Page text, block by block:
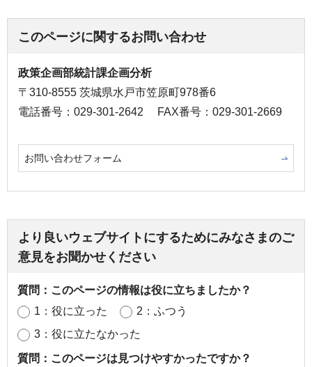
このページに関するお問い合わせ
政策企画部統計課企画分析
〒310-8555 茨城県水戸市笠原町978番6
電話番号：029-301-2642
FAX番号：029-301-2669
お問い合わせフォーム
より良いウェブサイトにするためにみなさまのご
意見をお聞かせください
質問：このページの情報は役に立ちましたか？
1：役に立った
2：ふつう
3：役に立たなかった
質問：このページは見つけやすかったですか？